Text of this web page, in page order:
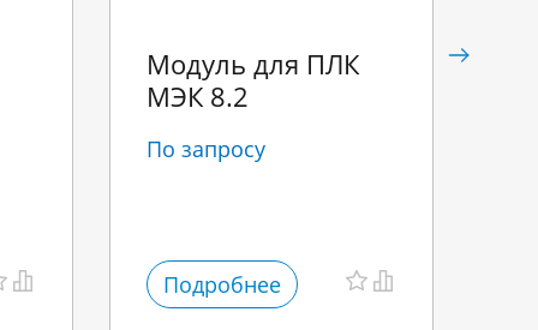
Модуль для ПЛК
МЭК 8.2
По запросу
Подробнее